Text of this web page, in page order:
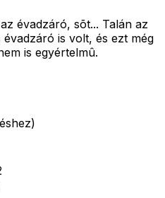
évadzáró, sõt... Talán az
évadzáró is volt, és ezt még
is egyértelmû.